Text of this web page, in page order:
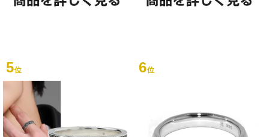
5位 6位